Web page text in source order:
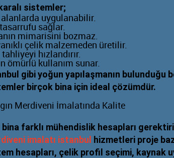
satışı"; "yangın tüpü dolumu"; "yangın kapısı tamir
sistemler;
alanlarda uygulanabilir.
sağlar.
mimarisini bozmaz.
çelik malzemeden üretilir.
hızlandırır.
ömürlü kullanım sunar.
gibi yoğun yapılaşmanın bulunduğu
birçok bina için ideal çözümdür.
Merdiveni İmalatında Kalite
bina farklı mühendislik hesapları
imalatı istanbul
hizmetleri proje
hesapları, çelik profil seçimi, kaynak